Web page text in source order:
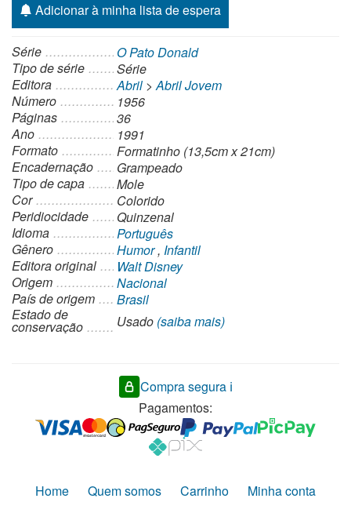
Adicionar à minha lista de espera
Série
O Pato Donald
Tipo de série
Série
Editora
Abril >Abril Jovem
Número
1956
Páginas
36
Ano
1991
Formato
Formatinho (13,5cm x 21cm)
Encadernação
Grampeado
Tipo de capa
Mole
Cor
Colorido
Peridiocidade
Quinzenal
Idioma
Português
Gênero
Humor, Infantil
Editora original
Walt Disney
Origem
Nacional
País de origem
Brasil
Estado de
conservação Usado (saiba mais)
Compra segura ℹ️
Pagamentos:
Home Quem somos Carrinho Minha conta